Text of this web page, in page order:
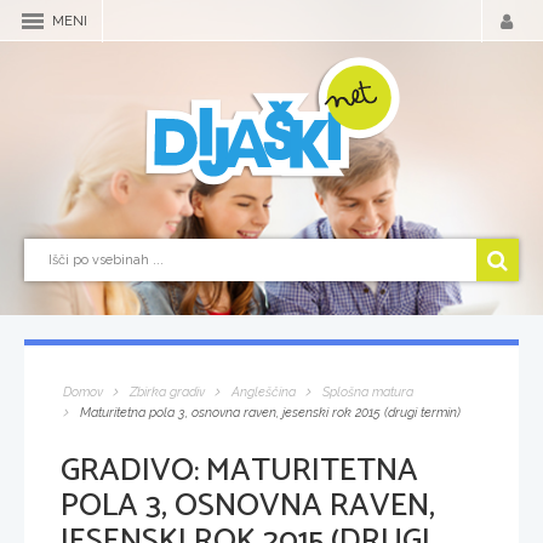
MENI
Domov Zbirka gradiv Angleščina
Splošna matura
Maturitetna pola 3, osnovna raven, jesenski rok 2015 (drugi termin)
GRADIVO:MATURITETNA
POLA 3, OSNOVNA RAVEN,